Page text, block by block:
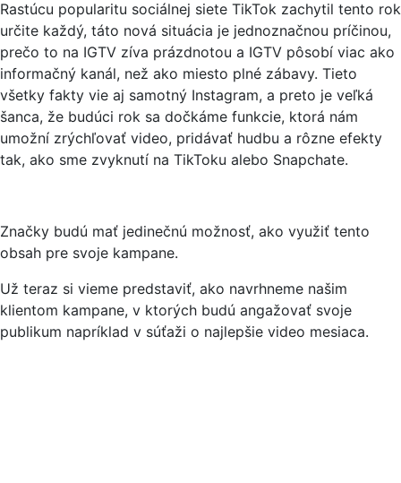
Rastúcu popularitu sociálnej siete TikTok zachytil tento rok
určite každý, táto nová situácia je jednoznačnou príčinou,
prečo to na IGTV zíva prázdnotou a IGTV pôsobí viac ako
informačný kanál, než ako miesto plné zábavy. Tieto
všetky fakty vie aj samotný Instagram, a preto je veľká
šanca, že budúci rok sa dočkáme funkcie, ktorá nám
umožní zrýchľovať video, pridávať hudbu a rôzne efekty
tak, ako sme zvyknutí na TikToku alebo Snapchate.
Značky budú mať jedinečnú možnosť, ako využiť tento
obsah pre svoje kampane.
Už teraz si vieme predstaviť, ako navrhneme našim
klientom kampane, v ktorých budú angažovať svoje
publikum napríklad v súťaži o najlepšie video mesiaca.